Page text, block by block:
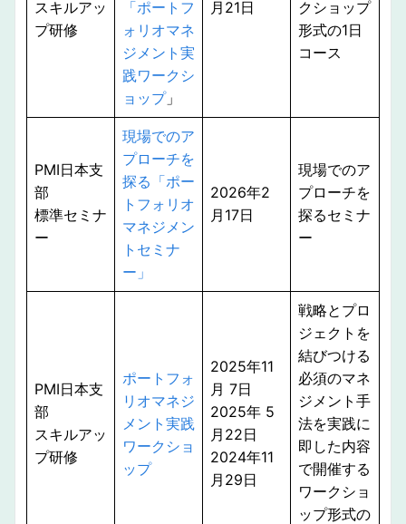
スキルアッ
プ研修
「ポートフ
ォリオマネ
ジメント実
践ワークシ
ョップ」
月21日
クショップ
形式の1日
コース
PMI日本支
部
標準セミナ
ー
現場でのア
プローチを
探る「ポー
トフォリオ
マネジメン
トセミナ
ー」
2026年2
月17日
現場でのア
プローチを
探るセミナ
ー
PMI日本支
部
スキルアッ
プ研修
ポートフォ
リオマネジ
メント実践
ワークショ
ップ
2025年11
月 7日
2025年 5
月22日
2024年11
月29日
戦略とプロ
ジェクトを
結びつける
必須のマネ
ジメント手
法を実践に
即した内容
で開催する
ワークショ
ップ形式の